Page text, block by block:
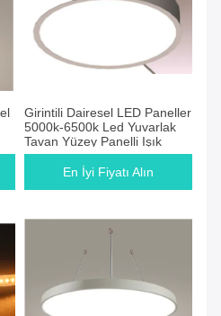
Girintili Dairesel LED Paneller
5000k-6500k Led Yuvarlak
Tavan Yüzey Panelli Işık
En İyi Fiyatı Alın